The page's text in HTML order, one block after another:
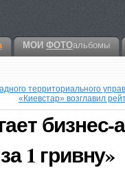
МОИ ФОТОальбомы
территориального
«Киевстар» возглавил
1 гривну»